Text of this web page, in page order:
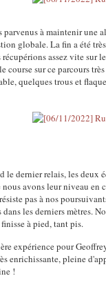
parvenus à maintenir
globale. La fin a été
récupérions assez vite
course sur ce parcours
quelques trous et
le dernier relais, les deux
nous avons leur niveau
pas à nos
les derniers mètres.
à pied, tant pis.
expérience pour
enrichissante, pleine
!